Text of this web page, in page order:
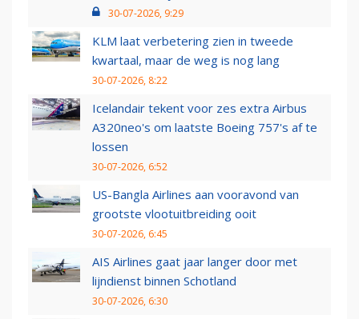
30-07-2026, 9:29
KLM laat verbetering zien in tweede
kwartaal, maar de weg is nog lang
30-07-2026, 8:22
Icelandair tekent voor zes extra Airbus
A320neo's om laatste Boeing 757's af te
lossen
30-07-2026, 6:52
US-Bangla Airlines aan vooravond van
grootste vlootuitbreiding ooit
30-07-2026, 6:45
AIS Airlines gaat jaar langer door met
lijndienst binnen Schotland
30-07-2026, 6:30